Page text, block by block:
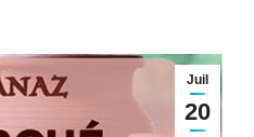
Juil
20